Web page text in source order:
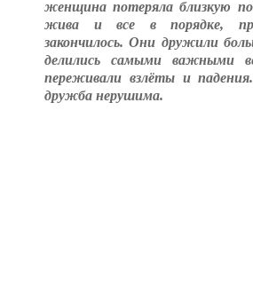
женщина потеряла близкую
жива и все в порядке,
закончилось. Они дружили
делились самыми важными
переживали взлёты и
дружба нерушима.